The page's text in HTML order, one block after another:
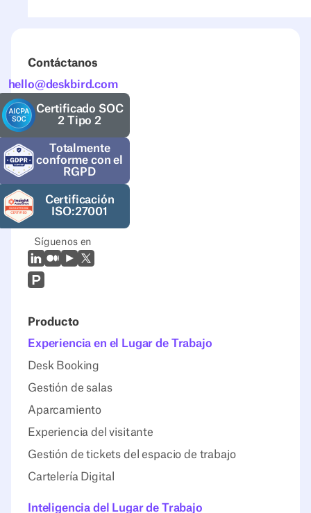
Contáctanos
hello@deskbird.com
Certificado SOC
2 Tipo 2
Totalmente
conforme con el
RGPD
Certificación
ISO:27001
Síguenos en
LinkedIn
Mediano
YoutubeX (Twitter)
Prodcut Hunt
Producto
Experiencia en el Lugar de Trabajo
Desk Booking
Gestión de salas
Aparcamiento
Experiencia del visitante
Gestión de tickets del espacio de trabajo
Cartelería Digital
Inteligencia del Lugar de Trabajo